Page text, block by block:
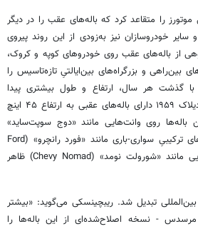
۱۹۴۸، جنرال موتورز را متقاعد کرد که باله‌های عقب را در دیگر
سایر خودروسازان نیز به‌زودی از این روند پیروی
طول دهه ۱۹۵۰، انبوهی از باله‌های عقب روی خودروهای کوپه و کروک،
بین‌راهی و بزرگراه‌های بین‌ایالتیِ تازه‌تاسیس را
گذشت هر سال، ارتفاع و طول بیشتری پیدا
می‌کردند. برای نمونه، مدل کادیلاک ۱۹۵۹ دارای باله‌های عقبی به ارتفاع ۴۵ اینچ
بود. این باله‌ها روی وانت‌هایی مانند «دوج سوپت‌ساید»
(Dodge Sweptside)، خودروهای ترکیبیِ سواری-باری مانند «فورد رانچرو» (Ford
Ranchero) و استیشن‌واگن‌هایی مانند «شورولت نومد» (Chevy Nomad) ظاهر
تبدیل شد. ریبچینسکی می‌گوید: «بیشتر
مرسدس - نسخه اصلاح‌شده‌ای از این باله‌ها را